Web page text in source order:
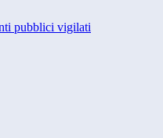
pubblici vigilati